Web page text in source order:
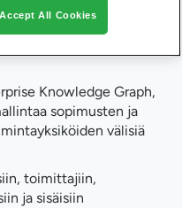
-
Knowledge Graph,
sopimusten ja
välisiä
toimittajiin,
ja sisäisiin
Accept All Cookies